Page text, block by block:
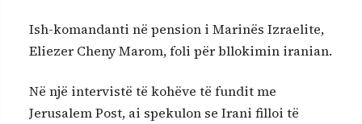
Ish-komandanti në pension i Marinës Izraelite,
Eliezer Cheny Marom, foli për bllokimin iranian.
Në një intervistë të kohëve të fundit me
Jerusalem Post, ai spekulon se Irani filloi të